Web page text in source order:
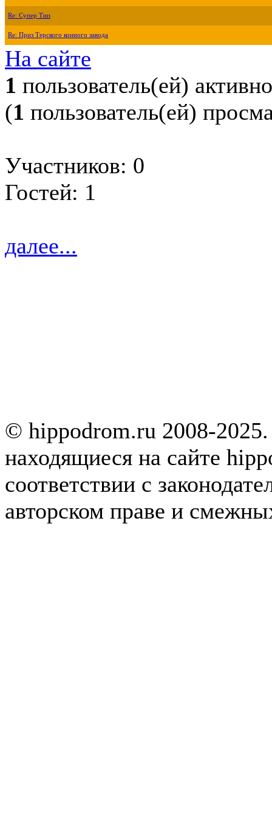
Re: Супер Тип
Re: Приз Терского конного завода
На сайте
1 пользователь(ей) активно
(1 пользователь(ей)
Участников: 0
Гостей: 1
далее...
© hippodrom.ru 2008-
находящиеся на сайте
соответствии с
авторском праве и